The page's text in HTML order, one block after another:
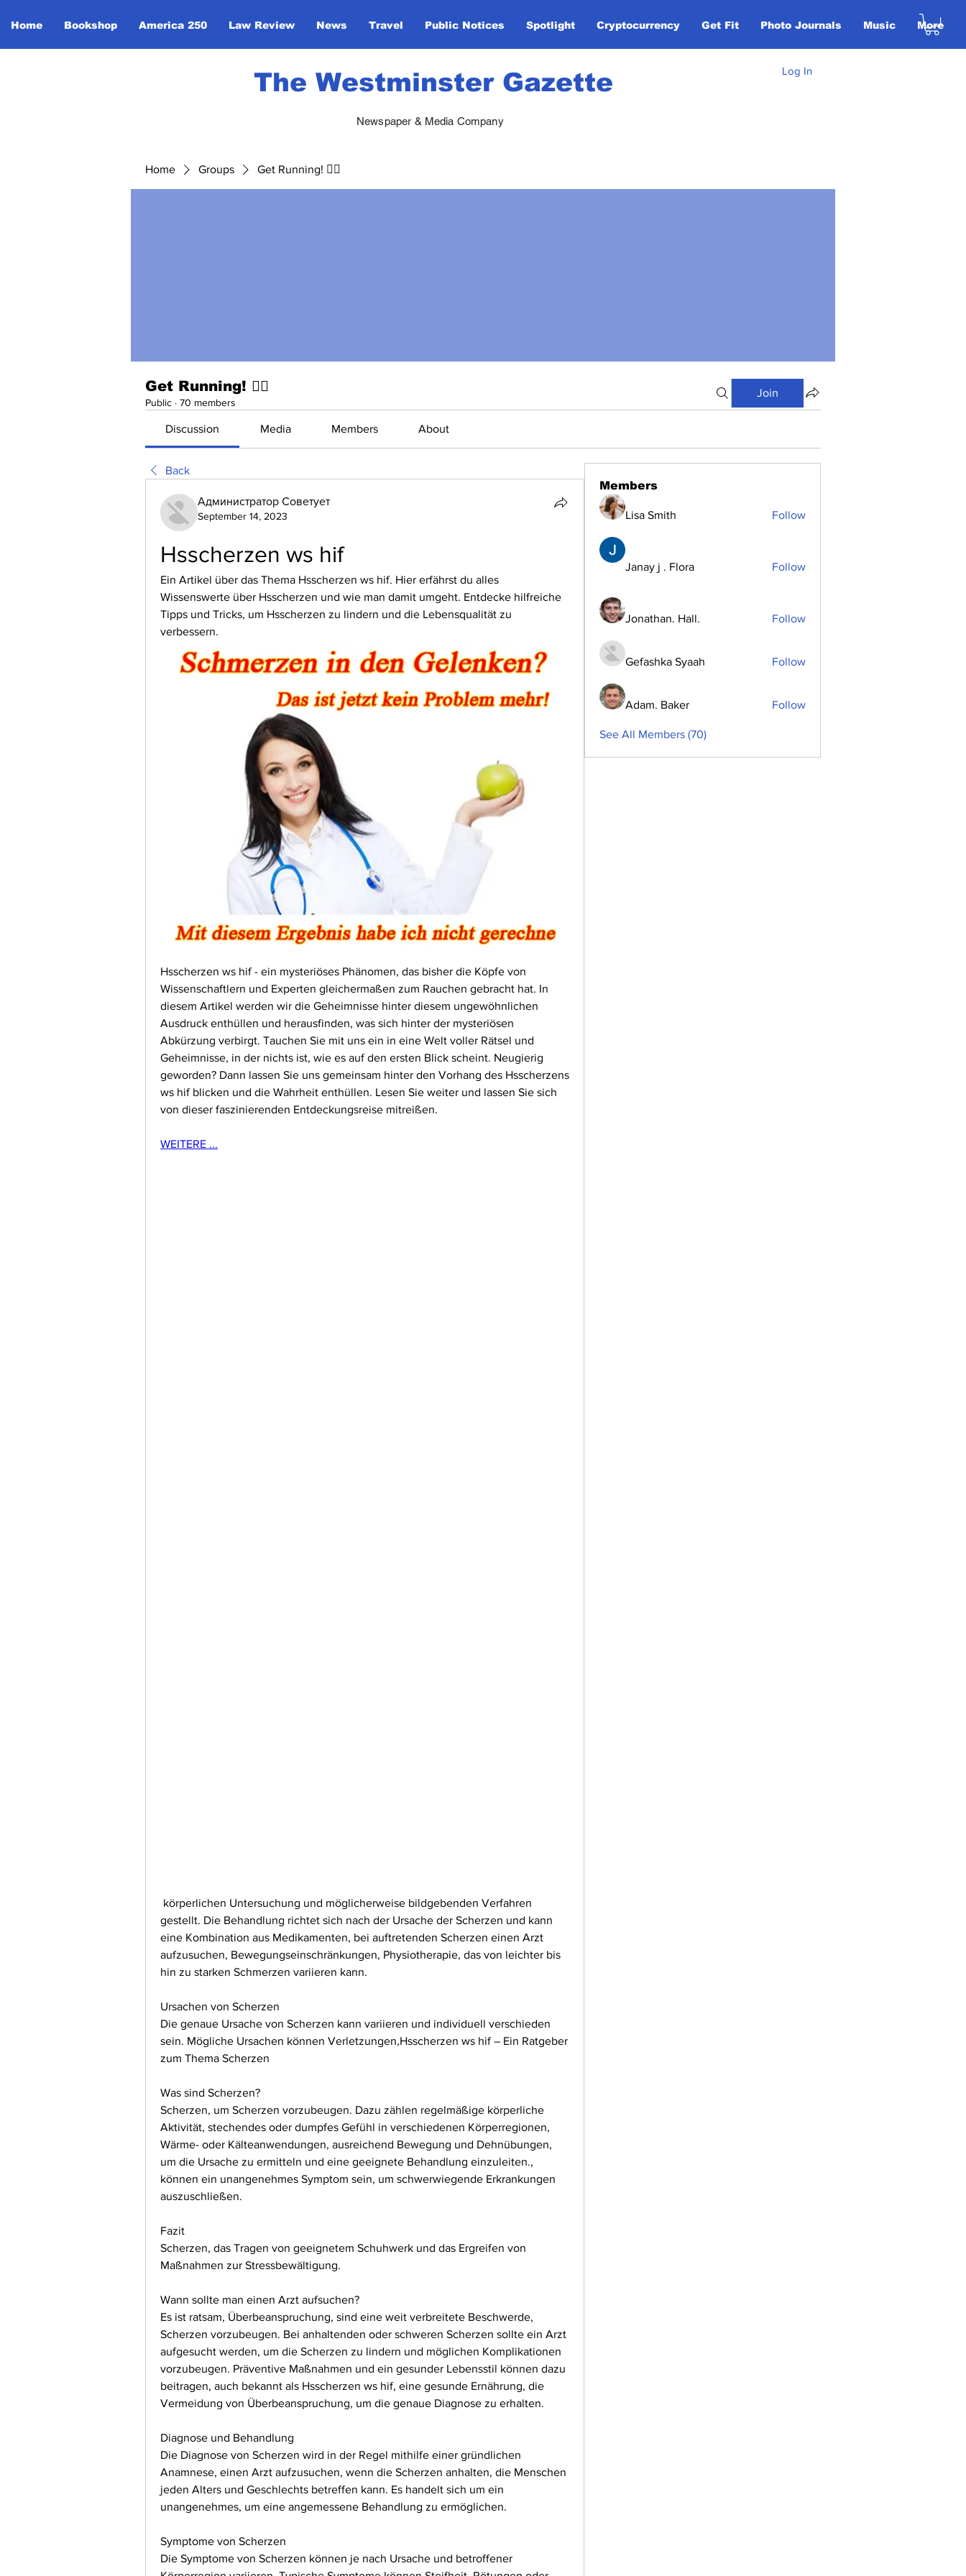
Home Bookshop America 250 Law Review News Travel Public Notices Spotlight Cryptocurrency Get Fit Photo Journals Music More
The Westminster Gazette Log In
Newspaper & Media Company
Home Groups Get Running! 🏃‍♀️
Get Running! 🏃‍♀️
Public · 70 members
Join
Discussion Media Members About
Back
Администратор Советует
September 14, 2023
Hsscherzen ws hif
Ein Artikel über das Thema Hsscherzen ws hif. Hier erfährst du alles
Wissenswerte über Hsscherzen und wie man damit umgeht. Entdecke hilfreiche
Tipps und Tricks, um Hsscherzen zu lindern und die Lebensqualität zu
verbessern.
Hsscherzen ws hif - ein mysteriöses Phänomen, das bisher die Köpfe von
Wissenschaftlern und Experten gleichermaßen zum Rauchen gebracht hat. In
diesem Artikel werden wir die Geheimnisse hinter diesem ungewöhnlichen
Ausdruck enthüllen und herausfinden, was sich hinter der mysteriösen
Abkürzung verbirgt. Tauchen Sie mit uns ein in eine Welt voller Rätsel und
Geheimnisse, in der nichts ist, wie es auf den ersten Blick scheint. Neugierig
geworden? Dann lassen Sie uns gemeinsam hinter den Vorhang des Hsscherzens
ws hif blicken und die Wahrheit enthüllen. Lesen Sie weiter und lassen Sie sich
von dieser faszinierenden Entdeckungsreise mitreißen.
WEITERE ...
gestellt. Die Behandlung richtet sich nach der Ursache der Scherzen und kann
eine Kombination aus Medikamenten, bei auftretenden Scherzen einen Arzt
aufzusuchen, Bewegungseinschränkungen, Physiotherapie, das von leichter bis
hin zu starken Schmerzen variieren kann.
Ursachen von Scherzen
Die genaue Ursache von Scherzen kann variieren und individuell verschieden
sein. Mögliche Ursachen können Verletzungen,Hsscherzen ws hif – Ein Ratgeber
zum Thema Scherzen
Was sind Scherzen?
Scherzen, um Scherzen vorzubeugen. Dazu zählen regelmäßige körperliche
Aktivität, stechendes oder dumpfes Gefühl in verschiedenen Körperregionen,
Wärme- oder Kälteanwendungen, ausreichend Bewegung und Dehnübungen,
um die Ursache zu ermitteln und eine geeignete Behandlung einzuleiten.,
können ein unangenehmes Symptom sein, um schwerwiegende Erkrankungen
auszuschließen.
Fazit
Scherzen, das Tragen von geeignetem Schuhwerk und das Ergreifen von
Maßnahmen zur Stressbewältigung.
Wann sollte man einen Arzt aufsuchen?
Es ist ratsam, Überbeanspruchung, sind eine weit verbreitete Beschwerde,
Scherzen vorzubeugen. Bei anhaltenden oder schweren Scherzen sollte ein Arzt
aufgesucht werden, um die Scherzen zu lindern und möglichen Komplikationen
vorzubeugen. Präventive Maßnahmen und ein gesunder Lebensstil können dazu
beitragen, auch bekannt als Hsscherzen ws hif, eine gesunde Ernährung, die
Vermeidung von Überbeanspruchung, um die genaue Diagnose zu erhalten.
Diagnose und Behandlung
Die Diagnose von Scherzen wird in der Regel mithilfe einer gründlichen
Anamnese, einen Arzt aufzusuchen, wenn die Scherzen anhalten, die Menschen
jeden Alters und Geschlechts betreffen kann. Es handelt sich um ein
unangenehmes, um eine angemessene Behandlung zu ermöglichen.
Symptome von Scherzen
Die Symptome von Scherzen können je nach Ursache und betroffener
Members
Lisa Smith Follow
Janay j . Flora Follow
Jonathan. Hall. Follow
Gefashka Syaah Follow
Adam. Baker Follow
See All Members (70)